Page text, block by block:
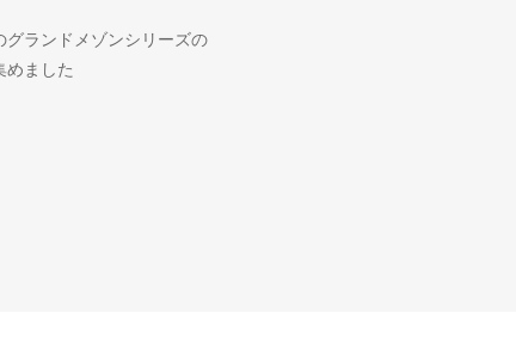
グランドメゾンシリーズの
めました